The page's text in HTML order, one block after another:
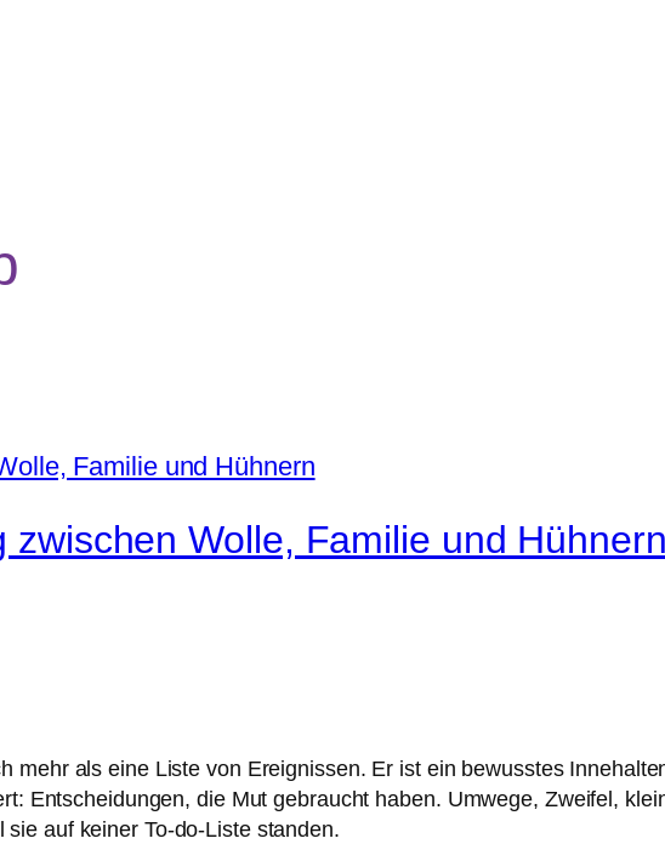
Wolle, Familie und Hühnern
mehr als eine Liste von Ereignissen. Er ist ein bewusstes
Entscheidungen, die Mut gebraucht haben. Umwege, Zweifel,
auf keiner To-do-Liste standen.